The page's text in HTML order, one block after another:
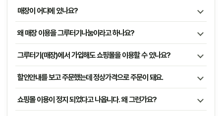
매장이 어디에 있나요?
왜 매장 이용을 그루터기나눔이라고 하나요?
그루터기(매장)에서 가입해도 쇼핑몰을 이용할 수 있나요?
할인안내를 보고 주문했는데 정상가격으로 주문이 돼요.
쇼핑몰 이용이 정지 되었다고 나옵니다. 왜 그런가요?